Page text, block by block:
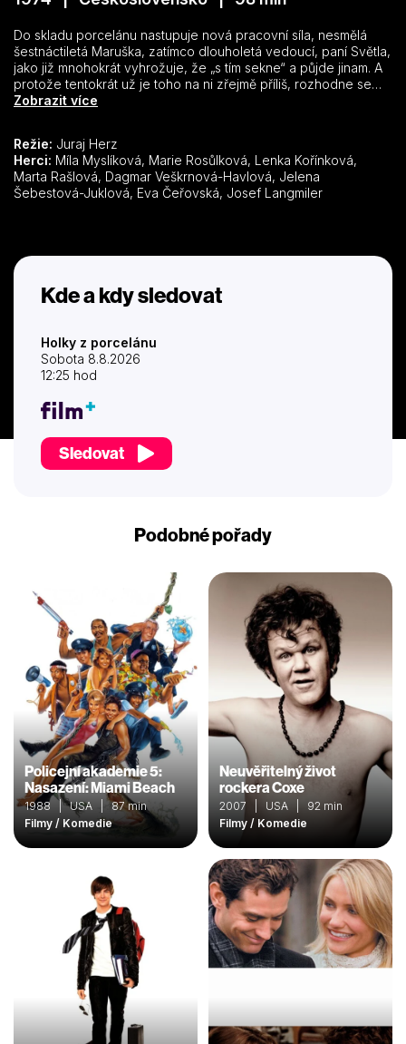
Do skladu porcelánu nastupuje nová pracovní síla, nesmělá
šestnáctiletá Maruška, zatímco dlouholetá vedoucí, paní Světla,
jako již mnohokrát vyhrožuje, že „s tím sekne“ a půjde jinam. A
protože tentokrát už je toho na ni zřejmě příliš, rozhodne se
svou výhrůžku splnit. Vedení porcelánky sice obratem najde
postaví hlavu a trvá na předávací inventuře. Kdyby ovšem
tušila, jaký pedant je pan Rybička, jmenovaný předsedou
inventurní komise, asi by si to rozmyslela. Předávací inventura
se totiž jeho vinou mění v groteskní noční můru, která zaskočí
ukáže, že Světla a Jarolím se znají zdřívějška a mají toho
Zobrazit více
Režie: Juraj Herz
Herci:
Marta Rašlová, Dagmar Veškrnová-Havlová, Jelena
Šebestová-Juklová, Eva Čeřovská, Josef Langmiler
Kde a kdy sledovat
Holky z porcelánu
Sobota 8.8.2026
12:25 hod
Sledovat
Podobné pořady
Policejní akademie 5:
Nasazení: Miami Beach
1988 | USA | 87 min
Filmy / Komedie
Neuvěřitelný život
rockera Coxe
2007 | USA | 92 min
Filmy / Komedie